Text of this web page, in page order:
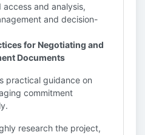
and analysis,
and decision-
for Negotiating and
Documents
practical guidance on
commitment
research the project,